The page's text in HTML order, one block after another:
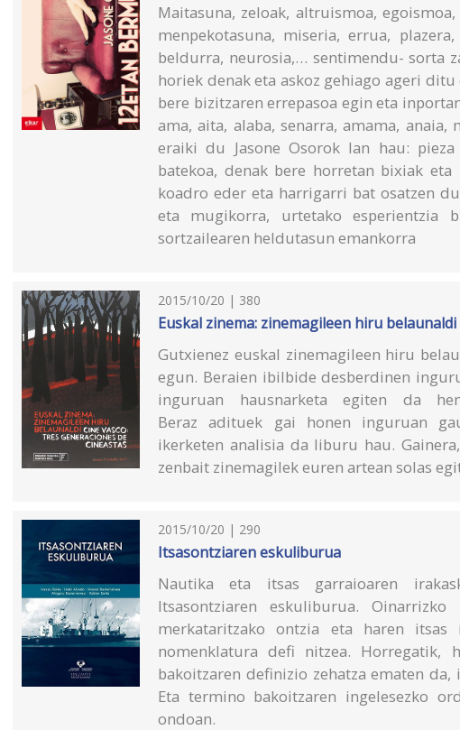
Maitasuna, zeloak, altruismoa,
menpekotasuna, miseria, errua,
beldurra, neurosia,… sentimendu- sorta
horiek denak eta askoz gehiago ageri
bere bizitzaren errepasoa egin eta
ama, aita, alaba, senarra, amama,
eraiki du Jasone Osorok lan hau:
batekoa, denak bere horretan bixiak
koadro eder eta harrigarri bat osatzen
eta mugikorra, urtetako esperientzia
sortzailearen heldutasun emankorra
2015/10/20 | 380
Euskal zinema: zinemagileen hiru belaunaldi
Gutxienez euskal zinemagileen hiru
egun. Beraien ibilbide desberdinen
inguruan hausnarketa egiten da
Beraz adituek gai honen inguruan
ikerketen analisia da liburu hau.
zenbait zinemagilek euren artean solas
2015/10/20 | 290
Itsasontziaren eskuliburua
Nautika eta itsas garraioaren
Itsasontziaren eskuliburua.
merkataritzako ontzia eta haren itsas
nomenklatura defi nitzea. Horregatik,
bakoitzaren definizio zehatza ematen
Eta termino bakoitzaren ingelesezko
ondoan.